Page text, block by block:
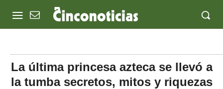
La última princesa azteca se llevó a
la tumba secretos, mitos y riquezas